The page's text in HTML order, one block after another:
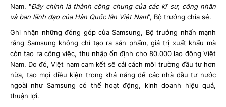
Nam. "Đây chính là thành công chung của các kĩ sư, công nhân
và ban lãnh đạo của Hàn Quốc lẫn Việt Nam", Bộ trưởng chia sẻ.
Ghi nhận những đóng góp của Samsung, Bộ trưởng nhấn mạnh
rằng Samsung không chỉ tạo ra sản phẩm, giá trị xuất khẩu mà
còn tạo ra công việc, thu nhập ổn định cho 80.000 lao động Việt
Nam. Do đó, Việt nam cam kết sẽ cải cách môi trường đầu tư hơn
nữa, tạo mọi điều kiện trong khả năng để các nhà đầu tư nước
ngoài như Samsung có thể hoạt động, kinh doanh hiệu quả,
thuận lợi.